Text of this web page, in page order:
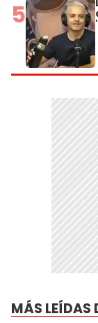
5
MÁS LEÍDAS